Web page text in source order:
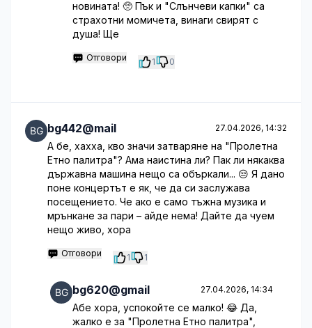
новината! 🥺 Пък и "Слънчеви капки" са
страхотни момичета, винаги свирят с
душа! Ще
Отговори 1 0
bg442@mail 27.04.2026, 14:32
А бе, хахха, кво значи затваряне на "Пролетна
Етно палитра"? Ама наистина ли? Пак ли някаква
държавна машина нещо са объркали... 😒 Я дано
поне концертът е як, че да си заслужава
посещението. Че ако е само тъжна музика и
мрънкане за пари – айде нема! Дайте да чуем
нещо живо, хора
Отговори 1 1
bg620@gmail 27.04.2026, 14:34
Абе хора, успокойте се малко! 😂 Да,
жалко е за "Пролетна Етно палитра",